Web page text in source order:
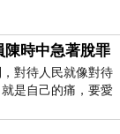
陳時中急著脫罪
對待人民就像對待
是自己的痛，要愛
根本沒做